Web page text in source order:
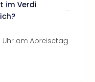
im Verdi
Uhr am Abreisetag